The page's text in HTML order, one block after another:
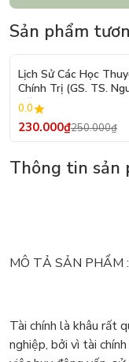
Sản phẩm
Lịch Sử Các Học
Chính Trị (GS. TS.
Đăng Dung)
0.0
230.000₫250.000₫
Thông tin sản
MÔ TẢ SẢN PHẨM :
Tài chính là khâu rất
nghiệp, bởi vì tài